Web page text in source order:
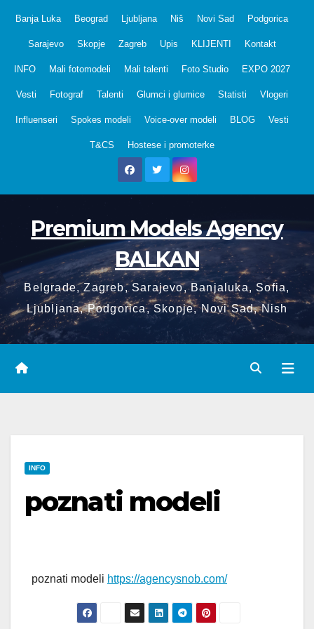
Banja Luka Beograd Ljubljana Niš Novi Sad Podgorica
Sarajevo Skopje Zagreb Upis KLIJENTI Kontakt
INFO Mali fotomodeli Mali talenti Foto Studio EXPO 2027
Vesti Fotograf Talenti Glumci i glumice Statisti Vlogeri
Influenseri Spokes modeli Voice-over modeli BLOG Vesti
T&CS Hostese i promoterke
Premium Models Agency
BALKAN
Belgrade, Zagreb, Sarajevo, Banjaluka, Sofia,
Ljubljana, Podgorica, Skopje, Novi Sad, Nish
INFO
poznati modeli
poznati modeli https://agencysnob.com/